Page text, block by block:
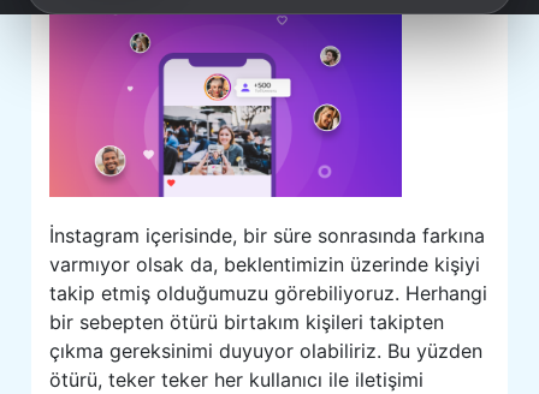
İnstagram içerisinde, bir süre sonrasında farkına
varmıyor olsak da, beklentimizin üzerinde kişiyi
takip etmiş olduğumuzu görebiliyoruz. Herhangi
bir sebepten ötürü birtakım kişileri takipten
çıkma gereksinimi duyuyor olabiliriz. Bu yüzden
ötürü, teker teker her kullanıcı ile iletişimi